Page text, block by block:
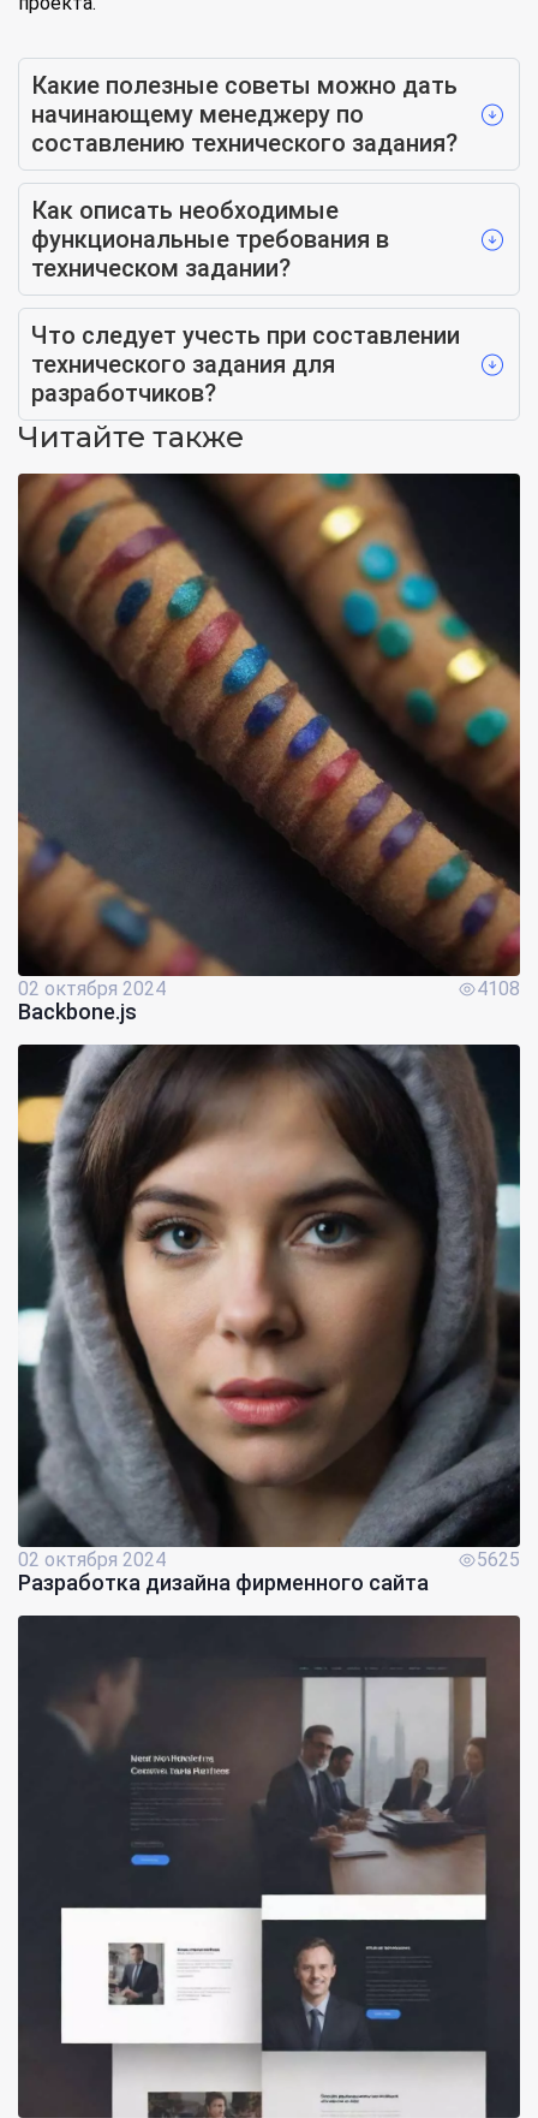
Какие полезные советы можно дать
начинающему менеджеру по
составлению технического задания?
Как описать необходимые
функциональные требования в
техническом задании?
Что следует учесть при составлении
технического задания для
разработчиков?
Читайте также
02 октября 2024 4108
Backbone.js
02 октября 2024 5625
Разработка дизайна фирменного сайта